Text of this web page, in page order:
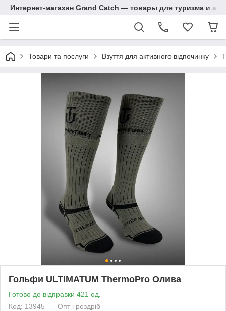
Интернет-магазин Grand Catch — товары для туризма и
Товари та послуги Взуття для активного відпочинку
Гольфи ULTIMATUM ThermoPro Олива
Готово до відправки 421 од.
Код: 13945
Опт і роздріб